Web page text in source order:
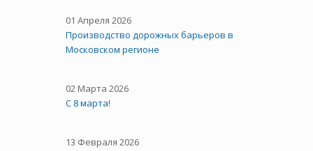
01 Апреля 2026
Производство дорожных барьеров в
Московском регионе
02 Марта 2026
С 8 марта!
13 Февраля 2026